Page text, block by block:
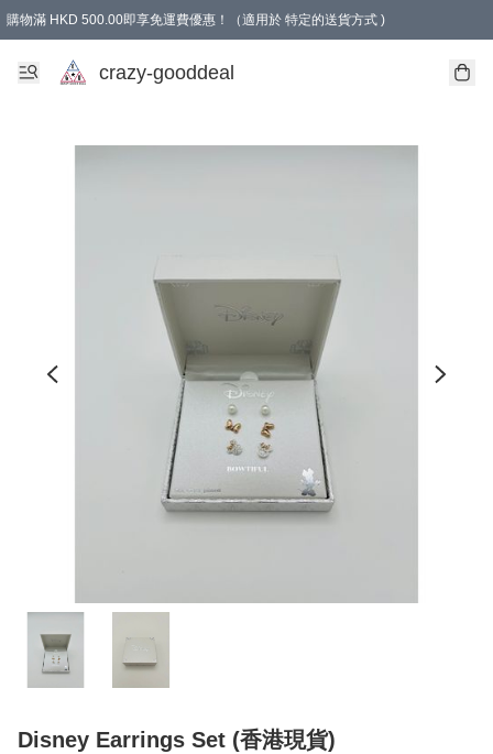
購物滿 HKD 500.00即享免運費優惠！（適用於 特定的送貨方式 )
成為會員可享免費禮品
crazy-gooddeal
Disney Earrings Set (香港現貨)